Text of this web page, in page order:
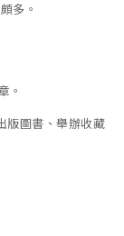
多。
。
版圖書、舉辦收藏